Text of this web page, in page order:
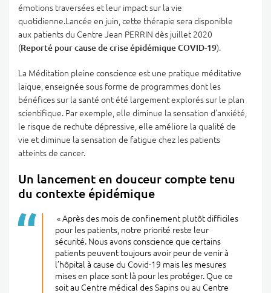
émotions traversées et leur impact sur la vie
quotidienne.Lancée en juin, cette thérapie sera disponible
aux patients du Centre Jean PERRIN dès juillet 2020
(Reporté pour cause de crise épidémique COVID-19).
La Méditation pleine conscience est une pratique méditative
laïque, enseignée sous forme de programmes dont les
bénéfices sur la santé ont été largement explorés sur le plan
scientifique. Par exemple, elle diminue la sensation d’anxiété,
le risque de rechute dépressive, elle améliore la qualité de
vie et diminue la sensation de fatigue chez les patients
atteints de cancer.
Un lancement en douceur compte tenu
du contexte épidémique
« Après des mois de confinement plutôt difficiles
pour les patients, notre priorité reste leur
sécurité. Nous avons conscience que certains
patients peuvent toujours avoir peur de venir à
l’hôpital à cause du Covid-19 mais les mesures
mises en place sont là pour les protéger. Que ce
soit au Centre médical des Sapins ou au Centre